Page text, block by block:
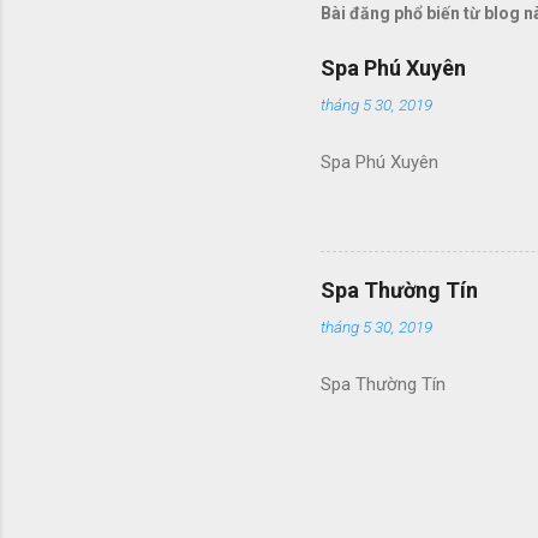
Bài đăng phổ biến từ blog
Spa Phú Xuyên
tháng 5 30, 2019
Spa Phú Xuyên
Spa Thường Tín
tháng 5 30, 2019
Spa Thường Tín